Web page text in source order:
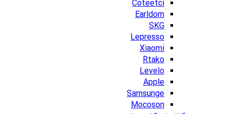
Coteetci
Earldom
SKG
Lepresso
Xiaomi
Rtako
Levelo
Apple
Samsunge
Mocoson